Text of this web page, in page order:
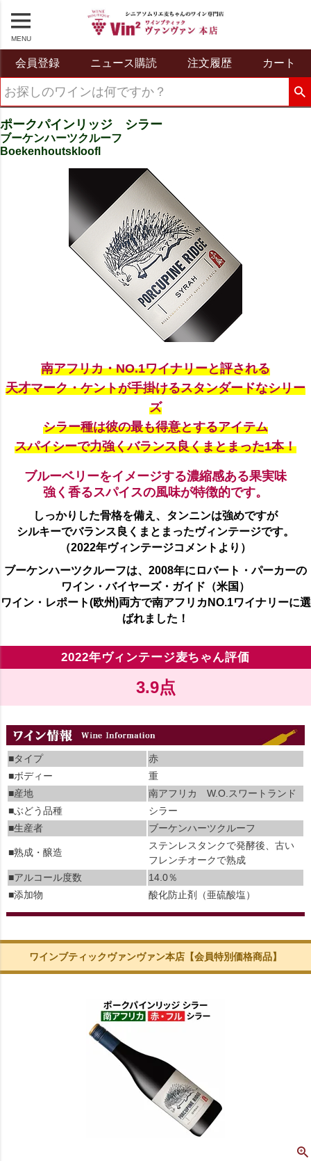
MENU
会員登録 ニュース購読 注文履歴 カート
ポークパインリッジ シラー
ブーケンハーツクルーフ
Boekenhoutskloofl
南アフリカ・NO.1ワイナリーと評される
天才マーク・ケントが手掛けるスタンダードなシリー
ズ
シラー種は彼の最も得意とするアイテム
スパイシーで力強くバランス良くまとまった1本！
ブルーベリーをイメージする濃縮感ある果実味
強く香るスパイスの風味が特徴的です。
しっかりした骨格を備え、タンニンは強めですが
シルキーでバランス良くまとまったヴィンテージです。
（2022年ヴィンテージコメントより）
ブーケンハーツクルーフは、2008年にロバート・パーカーの
ワイン・バイヤーズ・ガイド（米国）
ワイン・レポート(欧州)両方で南アフリカNO.1ワイナリーに選
ばれました！
2022年ヴィンテージ麦ちゃん評価
3.9点
■タイプ
赤
■ボディー
重
■産地
南アフリカ W.O.スワートランド
■ぶどう品種
シラー
■生産者
ブーケンハーツクルーフ
■熟成・醸造
ステンレスタンクで発酵後、古い
フレンチオークで熟成
■アルコール度数
14.0％
■添加物
酸化防止剤（亜硫酸塩）
ワインブティックヴァンヴァン本店【会員特別価格商品】